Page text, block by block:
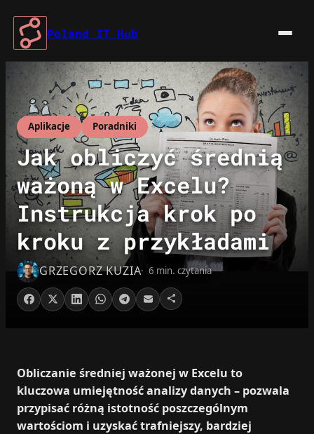
Przejdź
treści
Poland IT Hub
Aplikacje Poradniki
Jak obliczyć średnią
ważoną w Excelu?
Instrukcja krok po
kroku z przykładami
GRZEGORZ KUZIA 6 min. czytania
Obliczanie średniej ważonej w Excelu to
kluczowa umiejętność analizy danych – pozwala
przypisać różną istotność poszczególnym
wartościom i uzyskać trafniejszy, bardziej